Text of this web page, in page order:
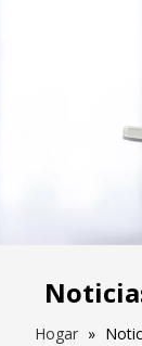
Hogar »